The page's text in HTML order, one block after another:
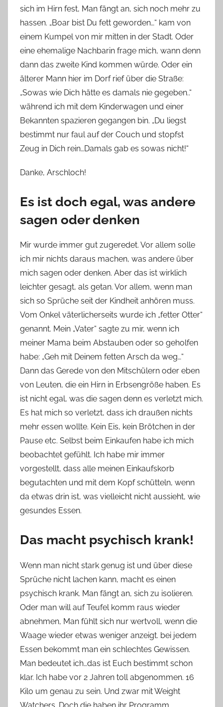
sich im Hirn fest, Man fängt an, sich noch mehr zu
hassen. „Boar bist Du fett geworden…“ kam von
einem Kumpel von mir mitten in der Stadt. Oder
eine ehemalige Nachbarin frage mich, wann denn
dann das zweite Kind kommen würde. Oder ein
älterer Mann hier im Dorf rief über die Straße:
„Sowas wie Dich hätte es damals nie gegeben..“
während ich mit dem Kinderwagen und einer
Bekannten spazieren gegangen bin. „Du liegst
bestimmt nur faul auf der Couch und stopfst
Zeug in Dich rein…Damals gab es sowas nicht!“
Danke, Arschloch!
Es ist doch egal, was andere
sagen oder denken
Mir wurde immer gut zugeredet. Vor allem solle
ich mir nichts daraus machen, was andere über
mich sagen oder denken. Aber das ist wirklich
leichter gesagt, als getan. Vor allem, wenn man
sich so Sprüche seit der Kindheit anhören muss.
Vom Onkel väterlicherseits wurde ich „fetter Otter“
genannt. Mein „Vater“ sagte zu mir, wenn ich
meiner Mama beim Abstauben oder so geholfen
habe: „Geh mit Deinem fetten Arsch da weg…“
Dann das Gerede von den Mitschülern oder eben
von Leuten, die ein Hirn in Erbsengröße haben. Es
ist nicht egal, was die sagen denn es verletzt mich.
Es hat mich so verletzt, dass ich draußen nichts
mehr essen wollte. Kein Eis, kein Brötchen in der
Pause etc. Selbst beim Einkaufen habe ich mich
beobachtet gefühlt. Ich habe mir immer
vorgestellt, dass alle meinen Einkaufskorb
begutachten und mit dem Kopf schütteln, wenn
da etwas drin ist, was vielleicht nicht aussieht, wie
gesundes Essen.
Das macht psychisch krank!
Wenn man nicht stark genug ist und über diese
Sprüche nicht lachen kann, macht es einen
psychisch krank. Man fängt an, sich zu isolieren.
Oder man will auf Teufel komm raus wieder
abnehmen, Man fühlt sich nur wertvoll, wenn die
Waage wieder etwas weniger anzeigt. bei jedem
Essen bekommt man ein schlechtes Gewissen.
Man bedeutet ich…das ist Euch bestimmt schon
klar. Ich habe vor 2 Jahren toll abgenommen. 16
Kilo um genau zu sein. Und zwar mit Weight
Watchers. Doch die haben ihr Programm